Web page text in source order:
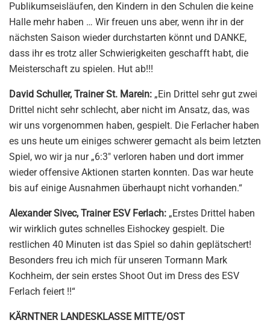
Publikumseisläufen, den Kindern in den Schulen die keine
Halle mehr haben … Wir freuen uns aber, wenn ihr in der
nächsten Saison wieder durchstarten könnt und DANKE,
dass ihr es trotz aller Schwierigkeiten geschafft habt, die
Meisterschaft zu spielen. Hut ab!!!
David Schuller, Trainer St. Marein: „Ein Drittel sehrgut zwei
Drittel nicht sehrschlecht, abernicht im Ansatz, das, was
wir uns vorgenommen haben, gespielt. Die Ferlacherhaben
es uns heute um einiges schwerer gemacht als beim letzten
Spiel, wo wir ja nur „6:3″ verloren haben und dort immer
wieder offensive Aktionen starten konnten. Das war heute
bis auf einige Ausnahmen überhaupt nicht vorhanden.“
Alexander Sivec, Trainer ESV Ferlach: „Erstes Drittel haben
wir wirklich gutes schnelles Eishockey gespielt. Die
restlichen 40 Minuten ist das Spiel so dahin geplätschert!
Besonders freu ich mich für unseren Tormann Mark
Kochheim, der sein erstes Shoot Out im Dress des ESV
Ferlach feiert !!“
KÄRNTNER LANDESKLASSE MITTE/OST